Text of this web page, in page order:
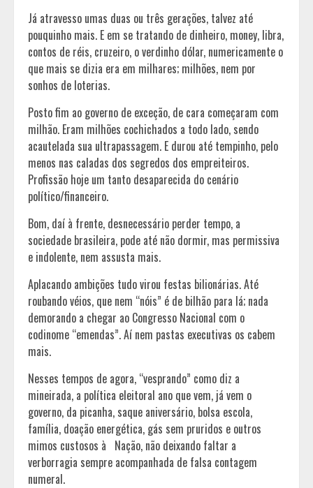
Já atravesso umas duas ou três gerações, talvez até
pouquinho mais. E em se tratando de dinheiro, money, libra,
contos de réis, cruzeiro, o verdinho dólar, numericamente o
que mais se dizia era em milhares; milhões, nem por
sonhos de loterias.
Posto fim ao governo de exceção, de cara começaram com
milhão. Eram milhões cochichados a todo lado, sendo
acautelada sua ultrapassagem. E durou até tempinho, pelo
menos nas caladas dos segredos dos empreiteiros.
Profissão hoje um tanto desaparecida do cenário
político/financeiro.
Bom, daí à frente, desnecessário perder tempo, a
sociedade brasileira, pode até não dormir, mas permissiva
e indolente, nem assusta mais.
Aplacando ambições tudo virou festas bilionárias. Até
roubando véios, que nem “nóis” é de bilhão para lá; nada
demorando a chegar ao Congresso Nacional com o
codinome “emendas”. Aí nem pastas executivas os cabem
mais.
Nesses tempos de agora, “vesprando” como diz a
mineirada, a política eleitoral ano que vem, já vem o
governo, da picanha, saque aniversário, bolsa escola,
família, doação energética, gás sem pruridos e outros
mimos custosos à Nação, não deixando faltar a
verborragia sempre acompanhada de falsa contagem
numeral.